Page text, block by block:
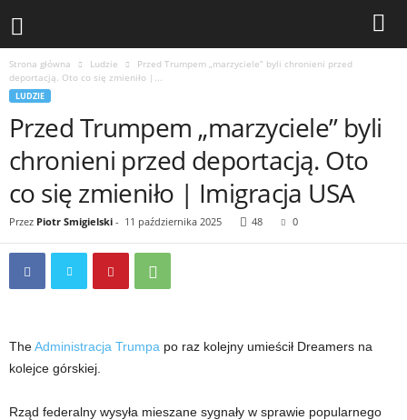
Strona główna Ludzie
Przed Trumpem „marzyciele” byli chronieni przed
deportacją. Oto co się zmieniło |...
LUDZIE
Przed Trumpem „marzyciele” byli
chronieni przed deportacją. Oto
co się zmieniło | Imigracja USA
Przez Piotr Smigielski - 11 października 2025 48 0
TheAdministracja Trumpa po raz kolejny umieścił Dreamers na
kolejce górskiej.
Rząd federalny wysyła mieszane sygnały w sprawie popularnego